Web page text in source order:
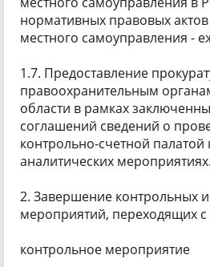
нормативных правовых
местного самоуправления -
1.7. Предоставление
правоохранительным
области в рамках
соглашений сведений о
контрольно-счетной
аналитических
2. Завершение контрольных
мероприятий, переходящих с
контрольное мероприятие